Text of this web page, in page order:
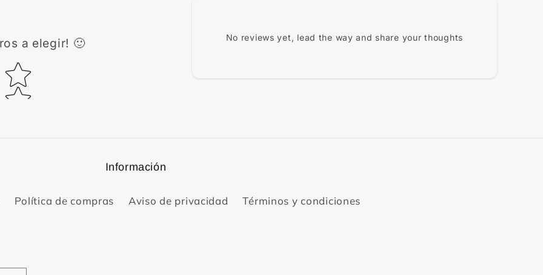
a elegir! 🙂 No reviews yet, lead the way and share your thoughts
Información
Política de compras Aviso de privacidad Términos y condiciones